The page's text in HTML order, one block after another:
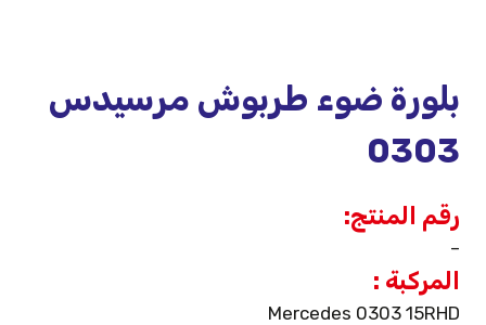
بلورة ضوء طربوش مرسيدس
0303
رقم المنتج:
–
المركبة :
Mercedes 0303 15RHD